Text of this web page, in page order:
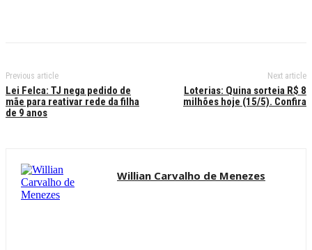
Previous article
Lei Felca: TJ nega pedido de
mãe para reativar rede da filha
de 9 anos
Next article
Loterias: Quina sorteia R$ 8
milhões hoje (15/5). Confira
Willian Carvalho de Menezes